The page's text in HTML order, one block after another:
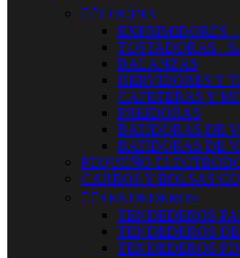
 COCINA
EXPRIMIDORES
TOSTADORAS -
BALANZAS
HERVIDORES Y
CAFETERAS Y
FREIDORAS
BATIDORAS DE
BATIDORAS DE
PEQUEÑO
CARROS Y BOLSAS
 TENDEDEROS
TENDEDEROS
TENDEDEROS
TENDEDEROS